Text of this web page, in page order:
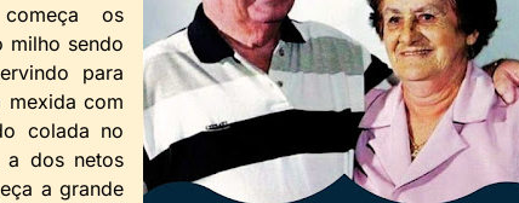
os
milho sendo
para
mexida com
colada no
a dos netos
a grande